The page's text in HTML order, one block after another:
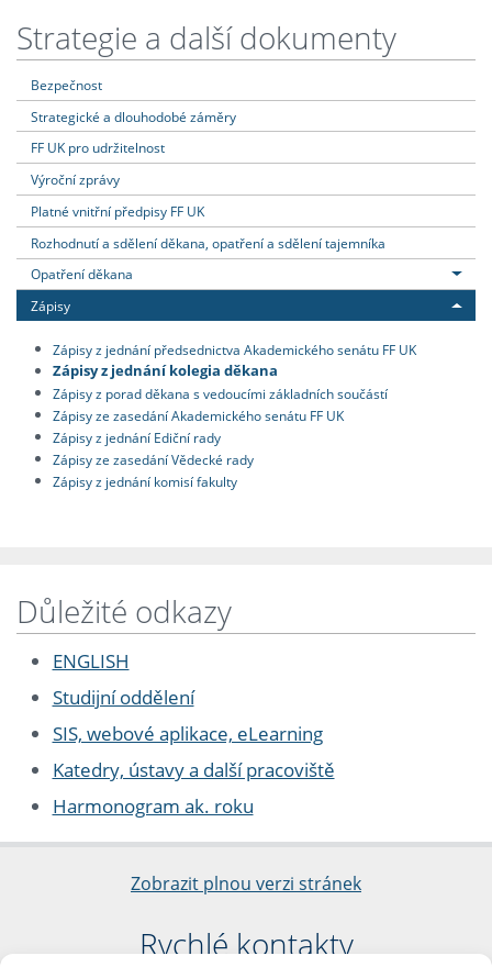
Strategie a další dokumenty
Bezpečnost
Strategické a dlouhodobé záměry
FF UK pro udržitelnost
Výroční zprávy
Platné vnitřní předpisy FF UK
Rozhodnutí a sdělení děkana, opatření a sdělení tajemníka
Opatření děkana
Zápisy
Zápisy z jednání předsednictva Akademického senátu FF UK
Zápisy z jednání kolegia děkana
Zápisy z porad děkana s vedoucími základních součástí
Zápisy ze zasedání Akademického senátu FF UK
Zápisy z jednání Ediční rady
Zápisy ze zasedání Vědecké rady
Zápisy z jednání komisí fakulty
Důležité odkazy
ENGLISH
Studijní oddělení
SIS, webové aplikace, eLearning
Katedry, ústavy a další pracoviště
Harmonogram ak. roku
Zobrazit plnou verzi stránek
Rychlé kontakty